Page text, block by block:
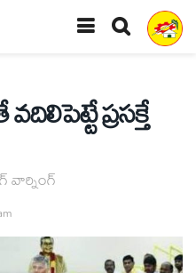
ప్రసక్తే
వార్నింగ్